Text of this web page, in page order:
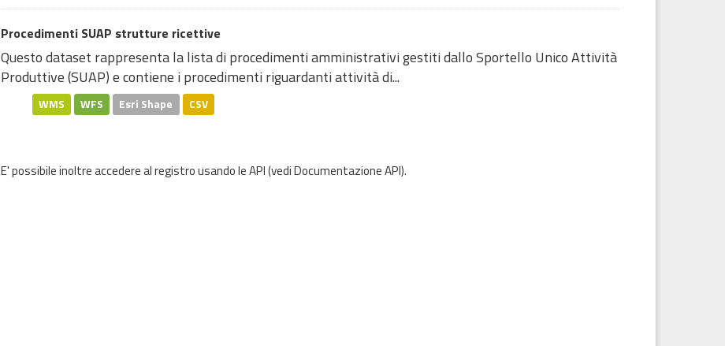
Procedimenti SUAP strutture ricettive
Questo dataset rappresenta la lista di procedimenti amministrativi gestiti dallo Sportello Unico Attività
Produttive (SUAP) e contiene i procedimenti riguardanti attività di...
WMS WFS Esri Shape CSV
E' possibile inoltre accedere al registro usando leAPI(vediDocumentazione API).